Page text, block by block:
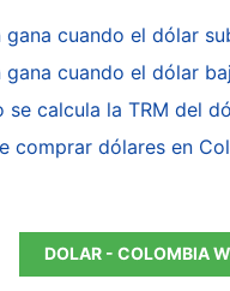
gana cuando el dólar
gana cuando el dólar
se calcula la TRM del
comprar dólares en
DOLAR - COLOMBIA